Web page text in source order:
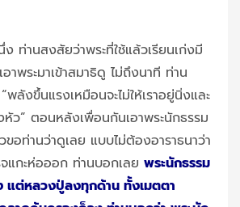
ง ท่านสงสัยว่าพระที่ใช้แล้วเรียนเก่งมี
าพระมาเข้าสมาธิดู ไม่ถึงนาที ท่าน
ลังขึ้นแรงเหมือนจะไม่ให้เราอยู่นิ่งและ
หัว” ตอนหลังเพื่อนกันเอาพระนักธรรม
อท่านว่าดูเลย แบบไม่ต้องอาราธนาว่า
แกะห่อออก ท่านบอกเลย พระนักธรรม
แต่หลวงปู่ลงทุกด้าน ทั้งเมตตา